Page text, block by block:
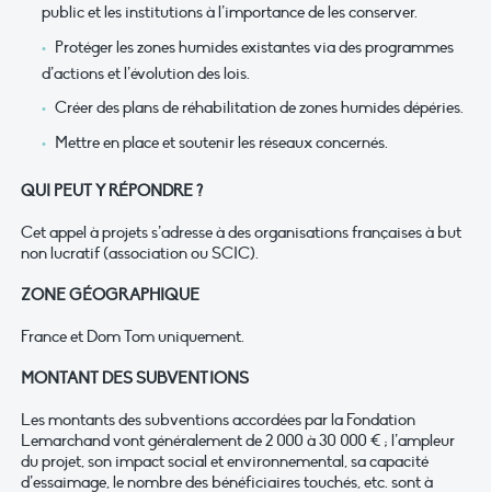
public et les institutions à l’importance de les conserver.
Protéger les zones humides existantes via des programmes
d’actions et l’évolution des lois.
Créer des plans de réhabilitation de zones humides dépéries.
Mettre en place et soutenir les réseaux concernés.
QUI PEUT Y RÉPONDRE ?
Cet appel à projets s’adresse à des organisations françaises à but
non lucratif (association ou SCIC).
ZONE GÉOGRAPHIQUE
France et Dom Tom uniquement.
MONTANT DES SUBVENTIONS
Les montants des subventions accordées par la Fondation
Lemarchand vont généralement de 2 000 à 30 000 € ; l’ampleur
du projet, son impact social et environnemental, sa capacité
d’essaimage, le nombre des bénéficiaires touchés, etc. sont à